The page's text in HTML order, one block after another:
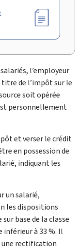
l’employeur
de l’impôt sur le
soit opérée
personnellement
et verser le crédit
en possession de
indiquant les
un salarié,
les dispositions
base de la classe
inférieur à 33 %. Il
une rectification